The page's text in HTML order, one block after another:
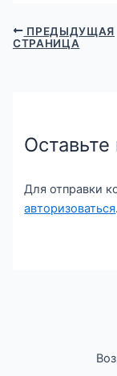
ПРЕДЫДУЩАЯ
СТРАНИЦА
Для отправки
авторизоваться.